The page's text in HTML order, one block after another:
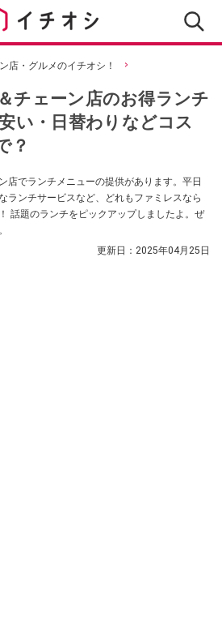
店・グルメのイチオシ！
チェーン店のお得ランチ
い・日替わりなどコス
？
店でランチメニューの提供があります。平日
ランチサービスなど、どれもファミレスなら
話題のランチをピックアップしましたよ。ぜ
更新日： 2025年04月25日